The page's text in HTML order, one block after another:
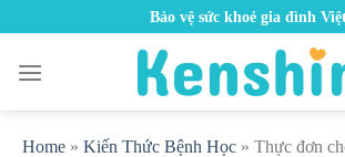
content
Bảo vệ sức khoẻ gia đình
Home » Kiến Thức Bệnh Học » Thực đơn